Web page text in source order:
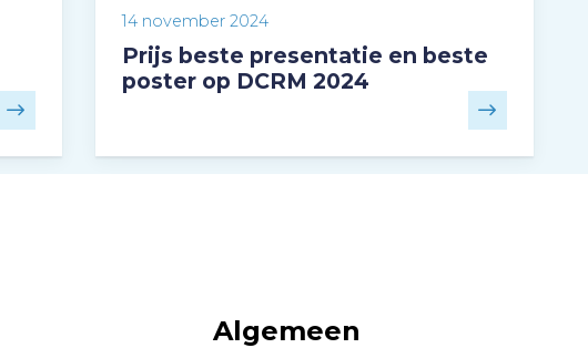
14 november 2024
Prijs beste presentatie en beste
poster op DCRM 2024
Algemeen